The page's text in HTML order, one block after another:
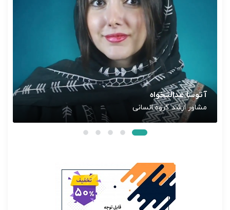
آتوسا عدالتخواه
مشاور ارشد گروه انسانی